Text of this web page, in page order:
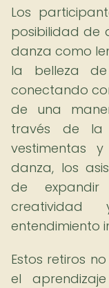
Los
posibilidad de
danza como
la belleza
conectando
de una
través de la
vestimentas
danza, los
de expandir
entendimiento
Estos retiros
el